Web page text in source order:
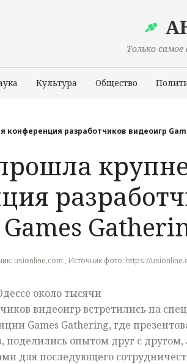
Только
Культура Общество
конференция разработчиков видеоигр
usionline.com , Источник фото: https://
около тысячи
видеоигр встретились на
Games Gathering, где
поделились опытом друг с
для последующего